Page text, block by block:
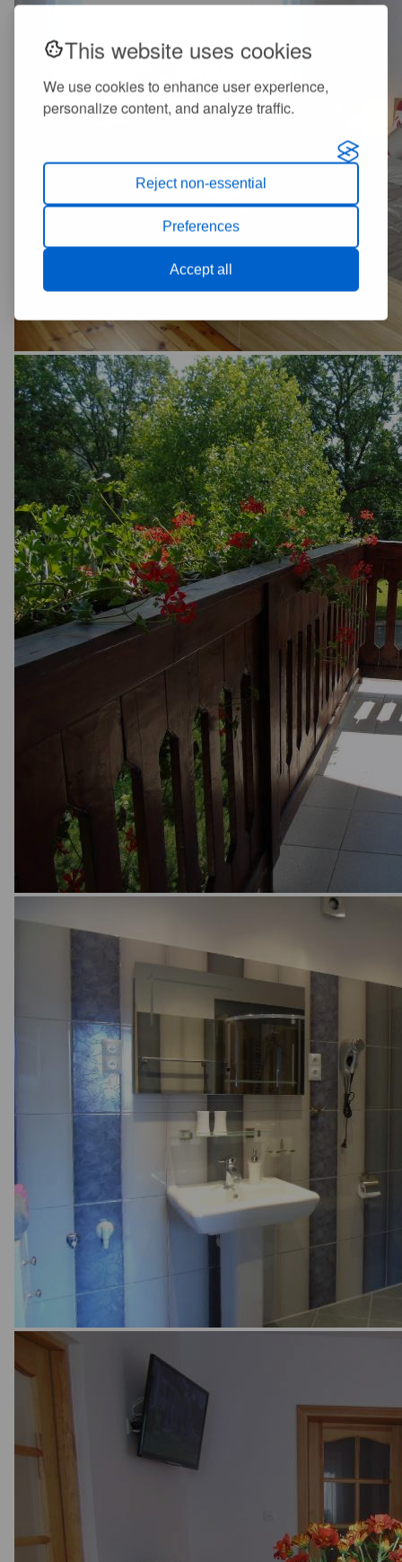
This website uses cookies
We use cookies to enhance user experience,
personalize content, and analyze traffic.
Reject non-essential
Preferences
Accept all